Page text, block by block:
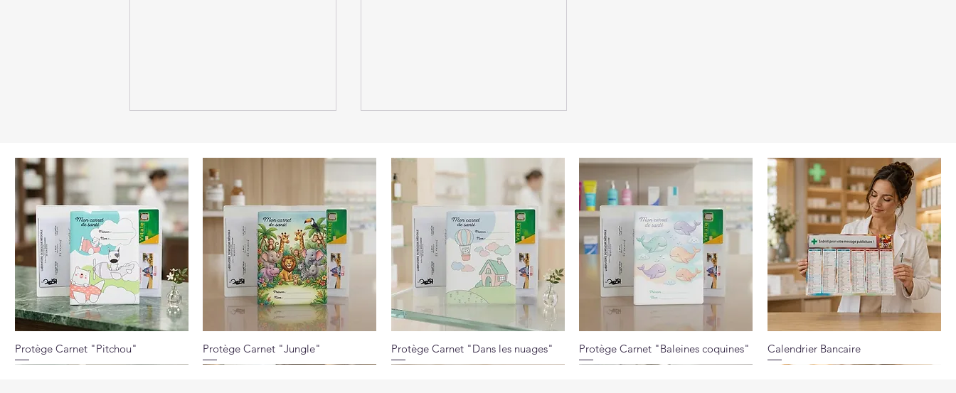
Coq Vert Éclaireur : une
reconnaissance pour Simon
et Cie
Solutions Éco : quand la
communication accompagne
aussi la transition écologique
Protège Carnet "Pitchou" Protège Carnet "Jungle" Protège Carnet "Dans les nuages" Protège Carnet "Baleines coquines" Calendrier Bancaire